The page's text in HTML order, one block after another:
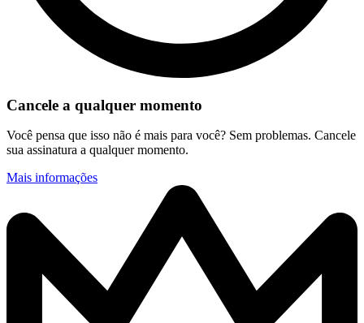
Cancele a qualquer momento
Você pensa que isso não é mais para você? Sem problemas. Cancele
sua assinatura a qualquer momento.
Mais informações